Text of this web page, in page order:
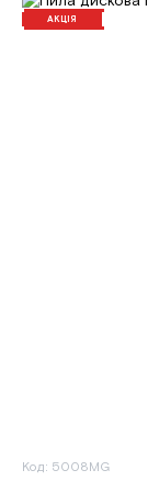
АКЦІЯ
Код: 5008MG